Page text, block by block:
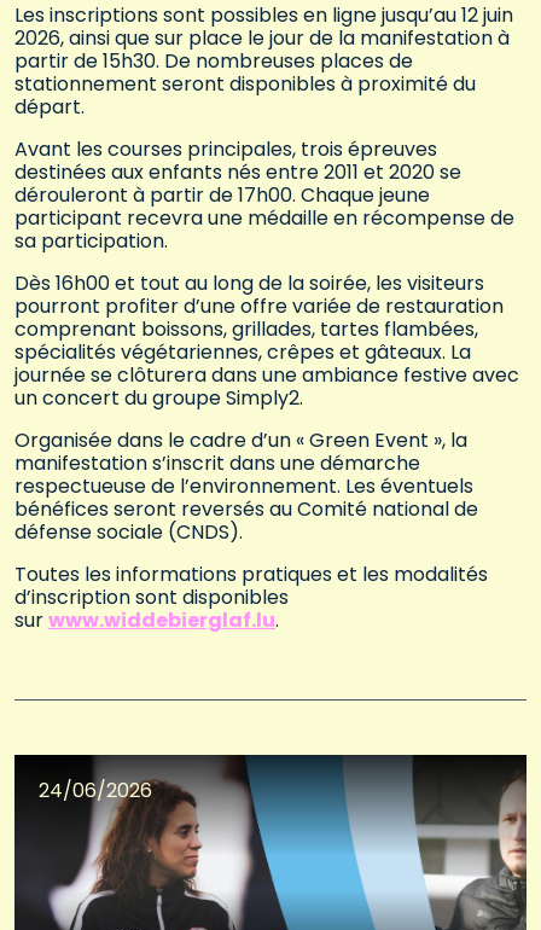
Les inscriptions sont possibles en ligne jusqu’au 12 juin
2026, ainsi que sur place le jour de la manifestation à
partir de 15h30. De nombreuses places de
stationnement seront disponibles à proximité du
départ.
Avant les courses principales, trois épreuves
destinées aux enfants nés entre 2011 et 2020 se
dérouleront à partir de 17h00. Chaque jeune
participant recevra une médaille en récompense de
sa participation.
Dès 16h00 et tout au long de la soirée, les visiteurs
pourront profiter d’une offre variée de restauration
comprenant boissons, grillades, tartes flambées,
spécialités végétariennes, crêpes et gâteaux. La
journée se clôturera dans une ambiance festive avec
un concert du groupe Simply2.
Organisée dans le cadre d’un « Green Event », la
manifestation s’inscrit dans une démarche
respectueuse de l’environnement. Les éventuels
bénéfices seront reversés au Comité national de
défense sociale (CNDS).
Toutes les informations pratiques et les modalités
d’inscription sont disponibles
surwww.widdebierglaf.lu.
24/06/2026